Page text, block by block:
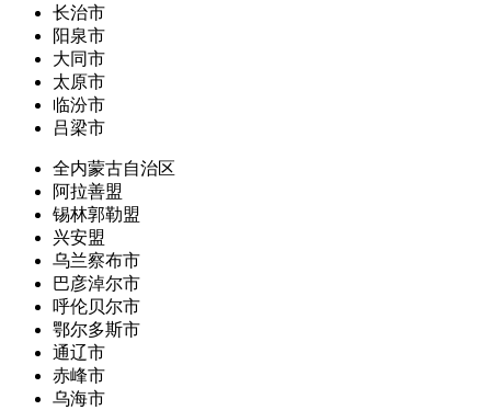
长治市
阳泉市
大同市
太原市
临汾市
吕梁市
全内蒙古自治区
阿拉善盟
锡林郭勒盟
兴安盟
乌兰察布市
巴彦淖尔市
呼伦贝尔市
鄂尔多斯市
通辽市
赤峰市
乌海市